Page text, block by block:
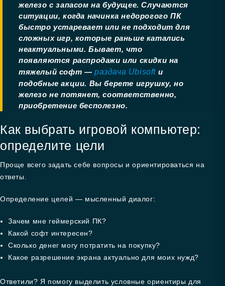
железо с запасом на будущее. Случаются
ситуации, когда начинка недорогого ПК
быстро устаревает или не подходит для
сложных игр, которые раньше катались
неактуальными. Бывает, что
появляются распродажи или скидки на
тяжелый софт — раздача Ubisoft и
подобные акции. Вы берете игрушку, но
железо не потянет, соответственно,
приобретение бесполезно.
Как выбрать игровой компьютер:
определите цели
Проще всего задать себе вопросы и ориентироваться на
ответы.
Определение целей — мысленный диалог:
Зачем мне геймерский ПК?
Какой софт интересен?
Сколько денег могу потратить на покупку?
Какое разрешение экрана актуально для моих нужд?
Ответили? Я помогу выделить условные ориентиры для